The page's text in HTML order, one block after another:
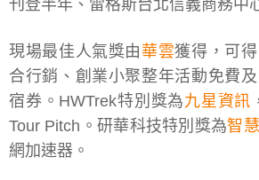
刊登半年、雷格斯台北信義商務中
現場最佳人氣獎由 華雲獲得，可
合行銷、創業小聚整年活動免費
宿券。HWTrek特別獎為九星資訊
Tour Pitch。研華科技特別獎為智
網加速器。